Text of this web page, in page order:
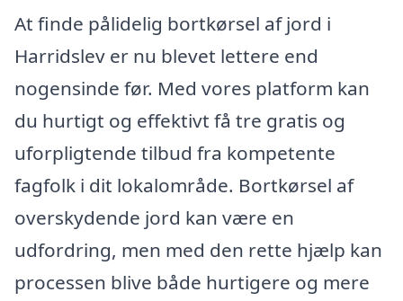
At finde pålidelig bortkørsel af jord i
Harridslev er nu blevet lettere end
nogensinde før. Med vores platform kan
du hurtigt og effektivt få tre gratis og
uforpligtende tilbud fra kompetente
fagfolk i dit lokalområde. Bortkørsel af
overskydende jord kan være en
udfordring, men med den rette hjælp kan
processen blive både hurtigere og mere